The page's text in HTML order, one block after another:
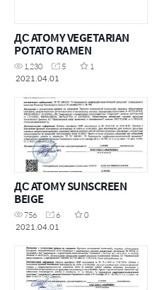
ДС ATOMY VEGETARIAN
POTATO RAMEN
1,230 5
1
2021.04.01
ДС ATOMY SUNSCREEN
BEIGE
756 6
0
2021.04.01